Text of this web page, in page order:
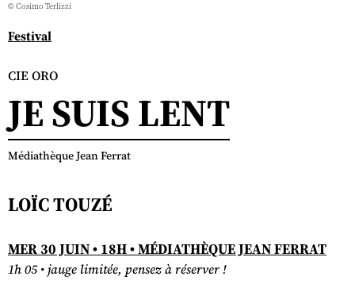
Festival
CIE ORO
JE SUIS LENT
Médiathèque Jean Ferrat
LOÏC TOUZÉ
MER 30 JUIN • 18H • MÉDIATHÈQUE JEAN FERRAT
1h 05 • jauge limitée, pensez à réserver !
© Cosimo Terlizzi